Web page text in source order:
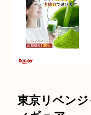
東京リベン